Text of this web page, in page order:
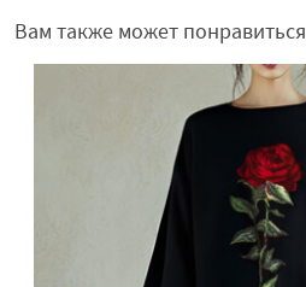
Вам также может понравиться